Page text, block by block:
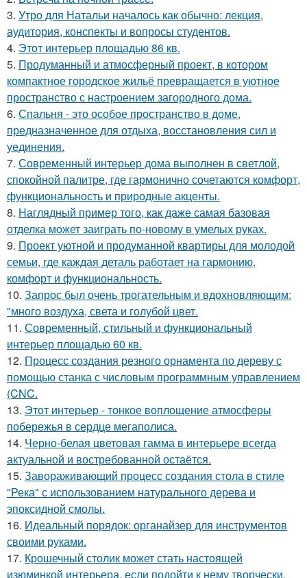
3. Утро для Натальи началось как обычно: лекция,
аудитория, конспекты и вопросы студентов.
4. Этот интерьер площадью 86 кв.
5. Продуманный и атмосферный проект, в котором
компактное городское жильё превращается в уютное
пространство с настроением загородного дома.
6. Спальня - это особое пространство в доме,
предназначенное для отдыха, восстановления сил и
уединения.
7. Современный интерьер дома выполнен в светлой,
спокойной палитре, где гармонично сочетаются комфорт,
функциональность и природные акценты.
8. Наглядный пример того, как даже самая базовая
отделка может заиграть по-новому в умелых руках.
9. Проект уютной и продуманной квартиры для молодой
семьи, где каждая деталь работает на гармонию,
комфорт и функциональность.
10. Запрос был очень трогательным и вдохновляющим:
"много воздуха, света и голубой цвет.
11. Современный, стильный и функциональный
интерьер площадью 60 кв.
12. Процесс создания резного орнамента по дереву с
помощью станка с числовым программным управлением
(CNC.
13. Этот интерьер - тонкое воплощение атмосферы
побережья в сердце мегаполиса.
14. Черно-белая цветовая гамма в интерьере всегда
актуальной и востребованной остаётся.
15. Завораживающий процесс создания стола в стиле
"Река" с использованием натурального дерева и
эпоксидной смолы.
16. Идеальный порядок: органайзер для инструментов
своими руками.
17. Крошечный столик может стать настоящей
изюминкой интерьера, если подойти к нему творчески.